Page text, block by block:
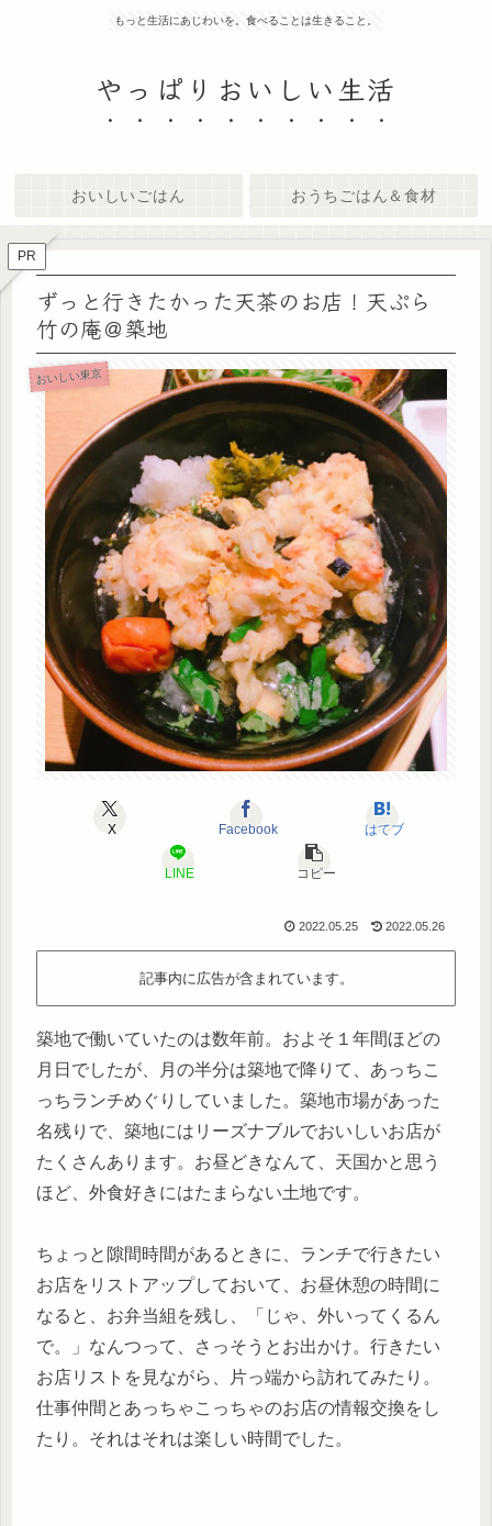
もっと生活にあじわいを。食べることは生きること。
やっぱりおいしい生活
おいしいごはん おうちごはん＆食材
PR
ずっと行きたかった天茶のお店！天ぷら
竹の庵＠築地
おいしい東京
X Facebook はてブ
LINE コピー
2022.05.25 2022.05.26
記事内に広告が含まれています。
築地で働いていたのは数年前。およそ１年間ほどの
月日でしたが、月の半分は築地で降りて、あっちこ
っちランチめぐりしていました。築地市場があった
名残りで、築地にはリーズナブルでおいしいお店が
たくさんあります。お昼どきなんて、天国かと思う
ほど、外食好きにはたまらない土地です。
ちょっと隙間時間があるときに、ランチで行きたい
お店をリストアップしておいて、お昼休憩の時間に
なると、お弁当組を残し、「じゃ、外いってくるん
で。」なんつって、さっそうとお出かけ。行きたい
お店リストを見ながら、片っ端から訪れてみたり。
仕事仲間とあっちゃこっちゃのお店の情報交換をし
たり。それはそれは楽しい時間でした。